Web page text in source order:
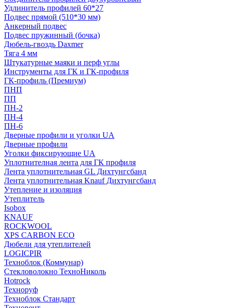
Удлинитель профилей 60*27
Подвес прямой (510*30 мм)
Анкерный подвес
Подвес пружинный (бочка)
Дюбель-гвоздь Daxmer
Тяга 4 мм
Штукатурные маяки и перф углы
Инструменты для ГК и ГК-профиля
ГК-профиль (Премиум)
ПНП
ПП
ПН-2
ПН-4
ПН-6
Дверные профили и уголки UA
Дверные профили
Уголки фиксирующие UA
Уплотнителная лента для ГК профиля
Лента уплотнительная GL Дихтунгсбанд
Лента уплотнительная Knauf Дихтунгсбанд
Утепление и изоляция
Утеплитель
Isobox
KNAUF
ROCKWOOL
XPS CARBON ECO
Дюбели для утеплителей
LOGICPIR
Техноблок (Коммунар)
Стекловолокно ТехноНиколь
Hotrock
Технoруф
Техноблок Стандарт